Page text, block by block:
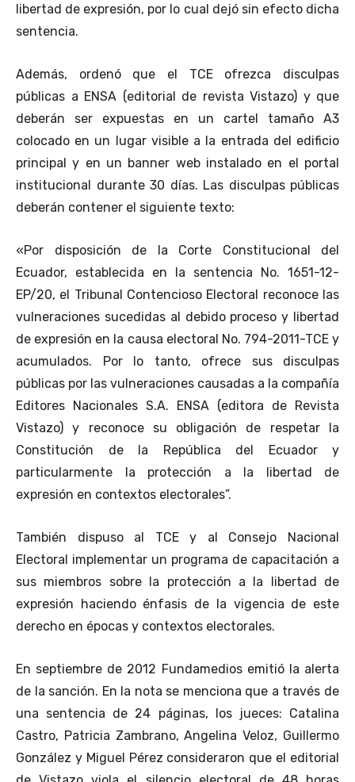
libertad de expresión, por lo cual dejó sin efecto dicha
sentencia.
Además, ordenó que el TCE ofrezca disculpas
públicas a ENSA (editorial de revista Vistazo) y que
deberán ser expuestas en un cartel tamaño A3
colocado en un lugar visible a la entrada del edificio
principal y en un banner web instalado en el portal
institucional durante 30 días. Las disculpas públicas
deberán contener el siguiente texto:
«Por disposición de la Corte Constitucional del
Ecuador, establecida en la sentencia No. 1651-12-
EP/20, el Tribunal Contencioso Electoral reconoce las
vulneraciones sucedidas al debido proceso y libertad
de expresión en la causa electoral No. 794-2011-TCE y
acumulados. Por lo tanto, ofrece sus disculpas
públicas por las vulneraciones causadas a la compañía
Editores Nacionales S.A. ENSA (editora de Revista
Vistazo) y reconoce su obligación de respetar la
Constitución de la República del Ecuador y
particularmente la protección a la libertad de
expresión en contextos electorales”.
También dispuso al TCE y al Consejo Nacional
Electoral implementar un programa de capacitación a
sus miembros sobre la protección a la libertad de
expresión haciendo énfasis de la vigencia de este
derecho en épocas y contextos electorales.
En septiembre de 2012 Fundamedios emitió la alerta
de la sanción. En la nota se menciona que a través de
una sentencia de 24 páginas, los jueces: Catalina
Castro, Patricia Zambrano, Angelina Veloz, Guillermo
González y Miguel Pérez consideraron que el editorial